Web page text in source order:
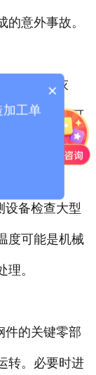
意外事故。
污垢和灰
。保持清洁可
。
备检查大型
度可能是机械
。
的关键零部
转。必要时进
×
工单